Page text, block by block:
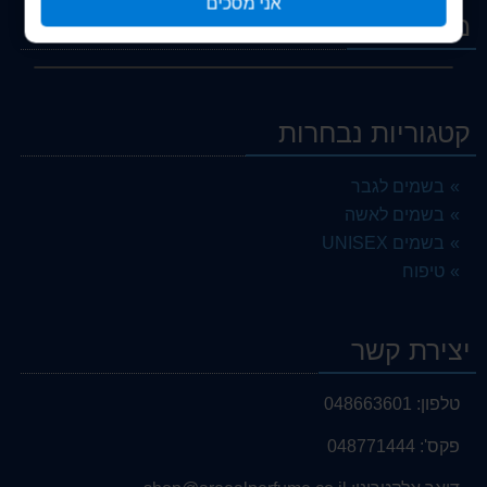
מבצעים
קטגוריות נבחרות
בשמים לגבר
בשמים לאשה
בשמים UNISEX
טיפוח
יצירת קשר
טלפון: 048663601
פקס': 048771444